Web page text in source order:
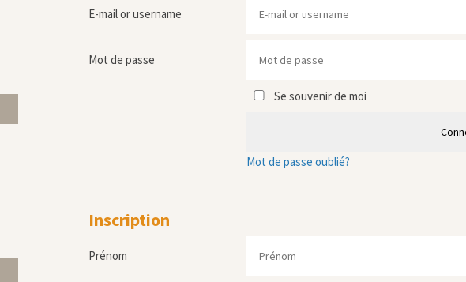
E-mail or username
Mot de passe
Se souvenir de moi
Mot de passe oublié?
Inscription
Prénom